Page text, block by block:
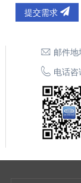
提交需求
邮件地
电话咨